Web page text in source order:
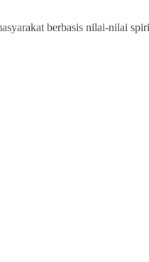
berbasis nilai-nilai